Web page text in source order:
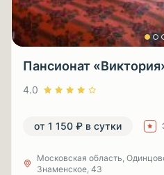
Пансионат
4.0
от 1 150 ₽ в сутки
Московская область,
Знаменское, 43